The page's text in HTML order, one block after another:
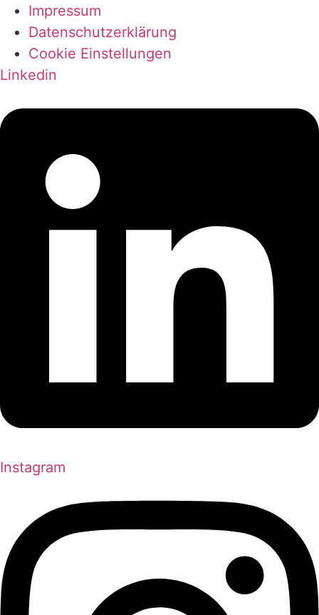
Impressum
Datenschutzerklärung
Cookie Einstellungen
Linkedin
Instagram